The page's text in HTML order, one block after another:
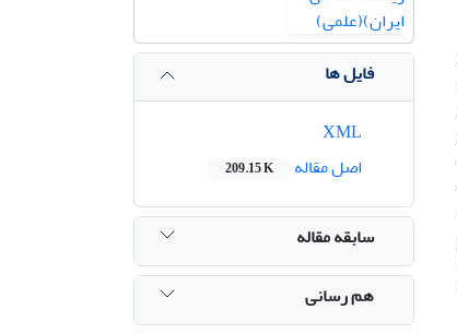
فایل ها
اصل مقاله
209.15 K
سابقه مقاله
هم رسانی